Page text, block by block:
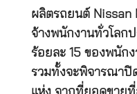
ผลิตรถยนต์ Nissan
จ้างพนักงานทั่วโล
ร้อยละ 15 ของพนัก
รวมทั้งจะพิจารณาปิ